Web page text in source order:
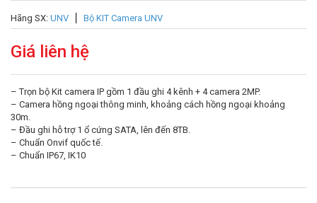
Hãng SX: UNV Bộ KIT Camera UNV
Giá liên hệ
– Trọn bộ Kit camera IP gồm 1 đầu ghi 4 kênh + 4 camera 2MP.
– Camera hồng ngoại thông minh, khoảng cách hồng ngoại khoảng
30m.
– Đầu ghi hỗ trợ 1 ổ cứng SATA, lên đến 8TB.
– Chuẩn Onvif quốc tế.
– Chuẩn IP67, IK10